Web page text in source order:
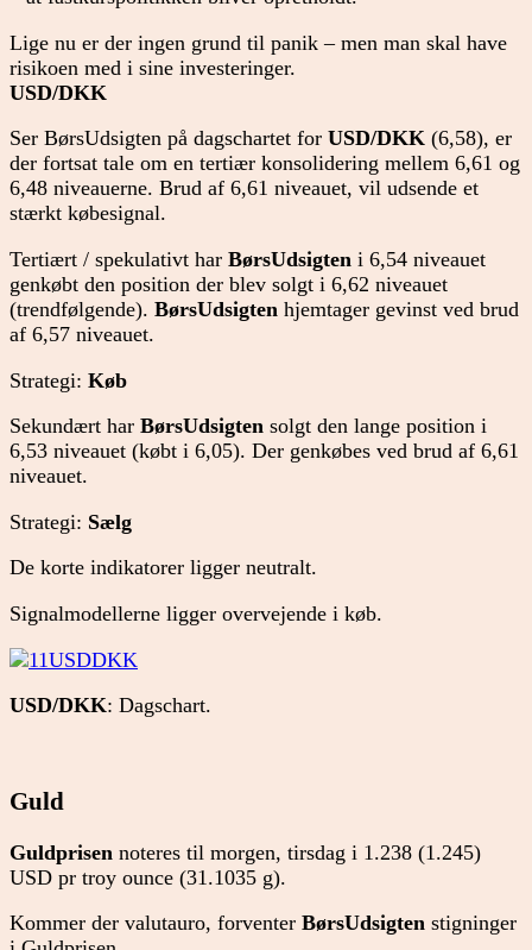
Lige nu er der ingen grund til panik – men man skal have
risikoen med i sine investeringer.
USD/DKK
Ser BørsUdsigten på dagschartet for USD/DKK (6,58), er
der fortsat tale om en tertiær konsolidering mellem 6,61 og
6,48 niveauerne. Brud af 6,61 niveauet, vil udsende et
stærkt købesignal.
Tertiært / spekulativt har BørsUdsigten i 6,54 niveauet
genkøbt den position der blev solgt i 6,62 niveauet
(trendfølgende). BørsUdsigten hjemtager gevinst ved brud
af 6,57 niveauet.
Strategi: Køb
Sekundært har BørsUdsigten solgt den lange position i
6,53 niveauet (købt i 6,05). Der genkøbes ved brud af 6,61
niveauet.
Strategi: Sælg
De korte indikatorer ligger neutralt.
Signalmodellerne ligger overvejende i køb.
USD/DKK: Dagschart.
Guld
Guldprisen noteres til morgen, tirsdag i 1.238 (1.245)
USD pr troy ounce (31.1035 g).
Kommer der valutauro, forventer BørsUdsigten stigninger